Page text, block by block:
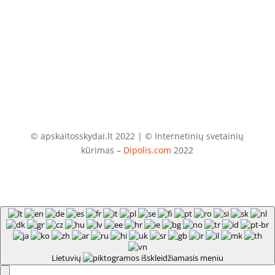
© apskaitosskydai.lt 2022 | © Internetinių svetainių
kūrimas – Dipolis.com 2022
Lietuvių